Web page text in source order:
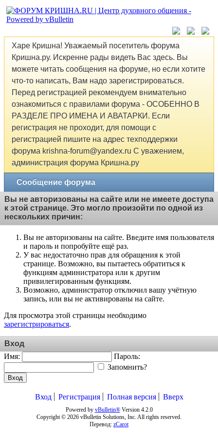
Харе Кришна! Уважаемый посетитель форума
Кришна.ру. Искренне рады видеть Вас здесь. Вы
можете читать сообщения на форуме, но если хотите
что-то написать, Вам надо зарегистрироваться.
Перед регистрацией рекомендуем внимательно
ознакомиться с правилами форума - ОСОБЕННО В
РАЗДЕЛЕ ПРО ИМЕНА И АВАТАРКИ. Если
регистрация не проходит, для помощи с
регистрацией пишите на адрес техподдержки
форума krishna-forum@yandex.ru С уважением,
администрация форума Кришна.ру
Сообщение форума
Вы не авторизованы на сайте или не имеете доступа
к этой странице. Это могло произойти по одной из
нескольких причин:
Вы не авторизованы на сайте. Введите имя пользователя
и пароль и попробуйте ещё раз.
У вас недостаточно прав для обращения к этой
странице. Возможно, вы пытаетесь обратиться к
функциям администратора или к другим
привилегированным функциям.
Возможно, администратор отключил вашу учётную
запись, или вы не активированы на сайте.
Для просмотра этой страницы необходимо
зарегистрироваться.
Вход
Имя:
Пароль:
Запомнить?
Вход
Вход Регистрация Полная версия Вверх
Powered by vBulletin®Version 4.2.0
Copyright © 2026 vBulletin Solutions, Inc. All rights reserved.
Перевод: zCarot